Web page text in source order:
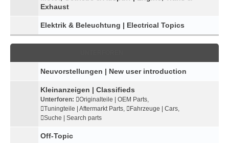
Exhaust
Elektrik & Beleuchtung | Electrical Topics
Neuvorstellungen | New user introduction
Kleinanzeigen | Classifieds
Unterforen: Originalteile | OEM Parts,
Tuningteile | Aftermarkt Parts, Fahrzeuge | Cars,
Suche | Search parts
Off-Topic